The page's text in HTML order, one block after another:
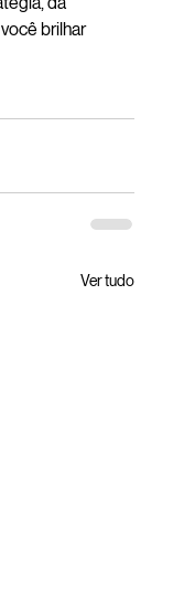
brilhar
Ver tudo